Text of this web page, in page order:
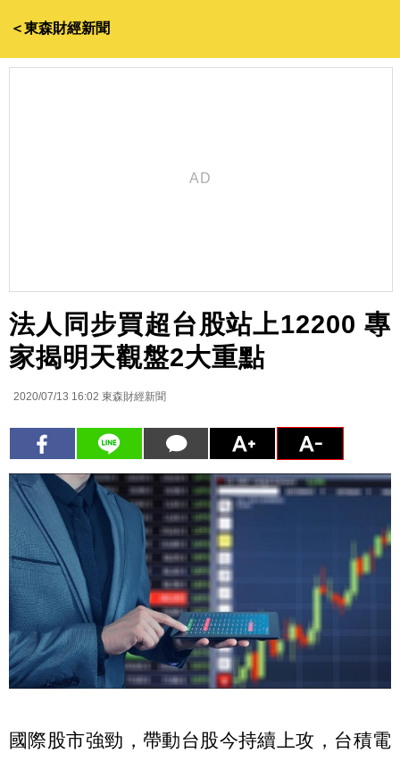
＜東森財經新聞
法人同步買超台股站上12200 專
家揭明天觀盤2大重點
2020/07/13 16:02 東森財經新聞
國際股市強勁，帶動台股今持續上攻，台積電